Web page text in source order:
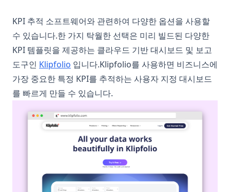
KPI 추적 소프트웨어와 관련하여 다양한 옵션을 사용할
수 있습니다.한 가지 탁월한 선택은 미리 빌드된 다양한
KPI 템플릿을 제공하는 클라우드 기반 대시보드 및 보고
도구인 Klipfolio (opens in a new tab)
입니다.Klipfolio를 사용하면 비즈니스에
가장 중요한 특정 KPI를 추적하는 사용자 지정 대시보드
를 빠르게 만들 수 있습니다.